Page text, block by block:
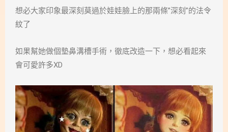
想必大家印象最深刻莫過於娃娃臉上的那兩條”深刻”的法令
紋了
如果幫她做個墊鼻溝槽手術，徹底改造一下，想必看起來
會可愛許多XD